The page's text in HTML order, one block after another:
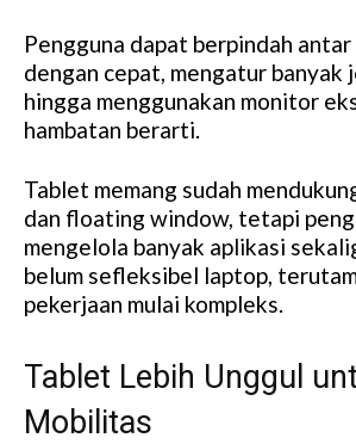
Pengguna dapat berpindah
dengan cepat, mengatur banyak
hingga menggunakan monitor
hambatan berarti.
Tablet memang sudah
dan floating window, tetapi
mengelola banyak aplikasi
belum sefleksibel laptop,
pekerjaan mulai kompleks.
Tablet Lebih Unggul
Mobilitas